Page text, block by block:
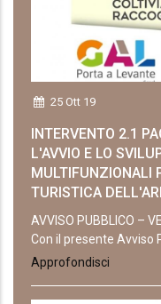
25 Ott 19
INTERVENTO 2.1
L'AVVIO E LO
MULTIFUNZIONALI
TURISTICA
AVVISO PUBBLICO –
Con il presente Avviso
Approfondisci